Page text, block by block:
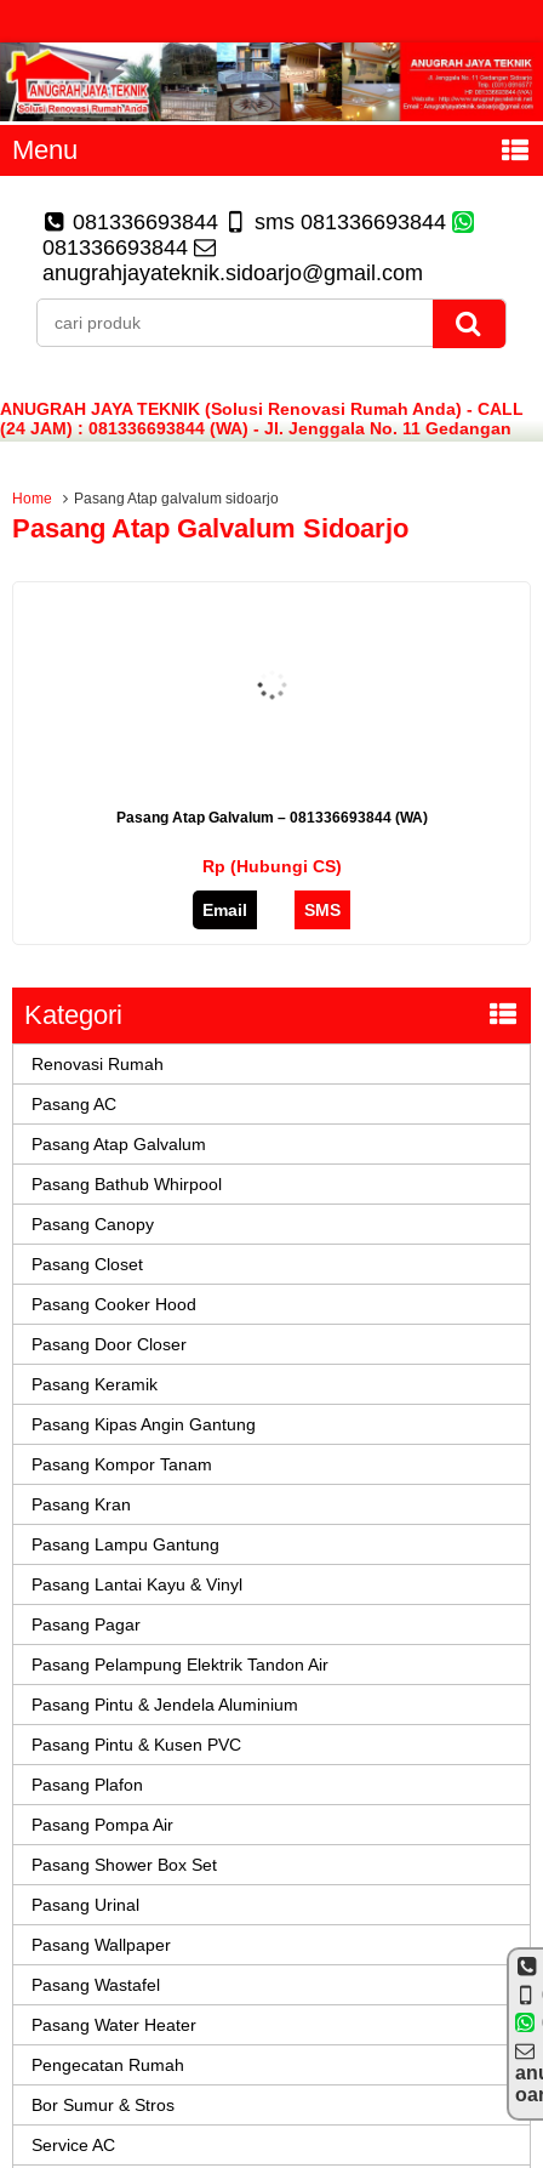
Menu
081336693844
sms 081336693844
081336693844
anugrahjayateknik.sidoarjo@gmail.com
ANUGRAH JAYA TEKNIK (Solusi Renovasi Rumah Anda) - CALL
(24 JAM) : 081336693844 (WA) - Jl. Jenggala No. 11 Gedangan
Sidoarjo
Home Pasang Atap galvalum sidoarjo
Pasang Atap Galvalum Sidoarjo
Pasang Atap Galvalum – 081336693844 (WA)
Rp (Hubungi CS)
Email SMS
Kategori
Renovasi Rumah
Pasang AC
Pasang Atap Galvalum
Pasang Bathub Whirpool
Pasang Canopy
Pasang Closet
Pasang Cooker Hood
Pasang Door Closer
Pasang Keramik
Pasang Kipas Angin Gantung
Pasang Kompor Tanam
Pasang Kran
Pasang Lampu Gantung
Pasang Lantai Kayu & Vinyl
Pasang Pagar
Pasang Pelampung Elektrik Tandon Air
Pasang Pintu & Jendela Aluminium
Pasang Pintu & Kusen PVC
Pasang Plafon
Pasang Pompa Air
Pasang Shower Box Set
Pasang Urinal
Pasang Wallpaper
Pasang Wastafel
Pasang Water Heater
Pengecatan Rumah
Bor Sumur & Stros
Service AC